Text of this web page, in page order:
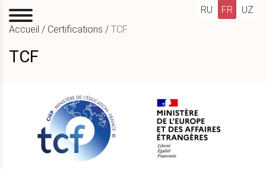
RU FR
UZ
Accueil / Certifications / TCF
TCF